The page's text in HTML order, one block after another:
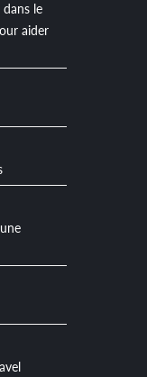
dans le
aider